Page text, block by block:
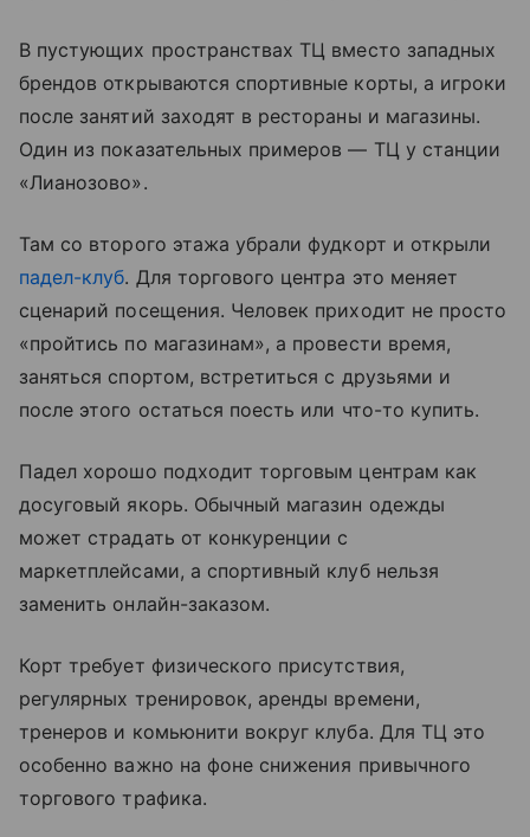
В пустующих пространствах ТЦ вместо западных
брендов открываются спортивные корты, а игроки
после занятий заходят в рестораны и магазины.
Один из показательных примеров — ТЦ у станции
«Лианозово».
Там со второго этажа убрали фудкорт и открыли
падел-клуб. Для торгового центра это меняет
сценарий посещения. Человек приходит не просто
«пройтись по магазинам», а провести время,
заняться спортом, встретиться с друзьями и
после этого остаться поесть или что-то купить.
Падел хорошо подходит торговым центрам как
досуговый якорь. Обычный магазин одежды
может страдать от конкуренции с
маркетплейсами, а спортивный клуб нельзя
заменить онлайн-заказом.
Корт требует физического присутствия,
регулярных тренировок, аренды времени,
тренеров и комьюнити вокруг клуба. Для ТЦ это
особенно важно на фоне снижения привычного
торгового трафика.